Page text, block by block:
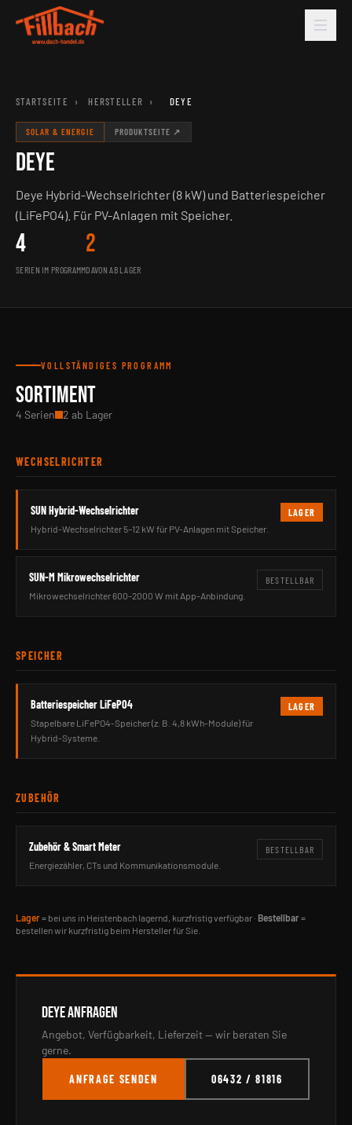
STARTSEITE › HERSTELLER › DEYE
SOLAR & ENERGIE PRODUKTSEITE ↗
DEYE
Deye Hybrid-Wechselrichter (8 kW) und Batteriespeicher
(LiFePO4). Für PV-Anlagen mit Speicher.
4
SERIEN IM PROGRAMM
2
DAVON AB LAGER
VOLLSTÄNDIGES PROGRAMM
SORTIMENT
4 Serien 2 ab Lager
WECHSELRICHTER
SUN Hybrid-Wechselrichter
Hybrid-Wechselrichter 5–12 kW für PV-Anlagen mit Speicher.
LAGER
SUN-M Mikrowechselrichter
Mikrowechselrichter 600–2000 W mit App-Anbindung.
BESTELLBAR
SPEICHER
Batteriespeicher LiFePO4
Stapelbare LiFePO4-Speicher (z. B. 4,8 kWh-Module) für
Hybrid-Systeme.
LAGER
ZUBEHÖR
Zubehör & Smart Meter
Energiezähler, CTs und Kommunikationsmodule.
BESTELLBAR
Lager= bei uns in Heistenbach lagernd, kurzfristig verfügbar · Bestellbar=
bestellen wir kurzfristig beim Hersteller für Sie.
DEYE ANFRAGEN
Angebot, Verfügbarkeit, Lieferzeit — wir beraten Sie
gerne.
ANFRAGE SENDEN 06432 / 81816